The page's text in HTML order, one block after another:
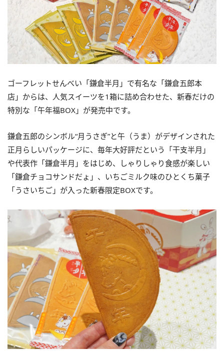
ゴーフレットせんべい「鎌倉半月」で有名な「鎌倉五郎本
店」からは、人気スイーツを1箱に詰め合わせた、新春だけの
特別な「午年福BOX」が発売中です。
鎌倉五郎のシンボル“月うさぎ”と午（うま）がデザインされた
正月らしいパッケージに、毎年大好評だという「干支半月」
や代表作「鎌倉半月」をはじめ、しゃりしゃり食感が楽しい
「鎌倉チョコサンドだょ」、いちごミルク味のひとくち菓子
「うさいちご」が入った新春限定BOXです。